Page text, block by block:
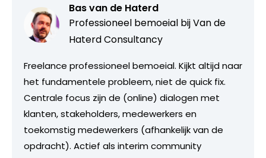
Bas van de Haterd
Professioneel bemoeial bijVan de
Haterd Consultancy
Freelance professioneel bemoeial. Kijkt altijd naar
het fundamentele probleem, niet de quick fix.
Centrale focus zijn de (online) dialogen met
klanten, stakeholders, medewerkers en
toekomstig medewerkers (afhankelijk van de
opdracht). Actief als interim community